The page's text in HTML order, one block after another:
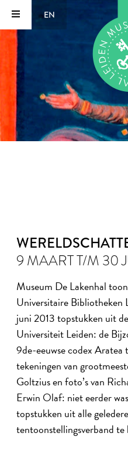
EN
9 MAART T/M 30
Museum De Lakenhal
Universitaire
juni 2013 topstukken uit
Universiteit Leiden: de
9de-eeuwse codex Aratea
tekeningen van
Goltzius en foto’s van
Erwin Olaf: niet eerder
topstukken uit alle
tentoonstellingsverband te